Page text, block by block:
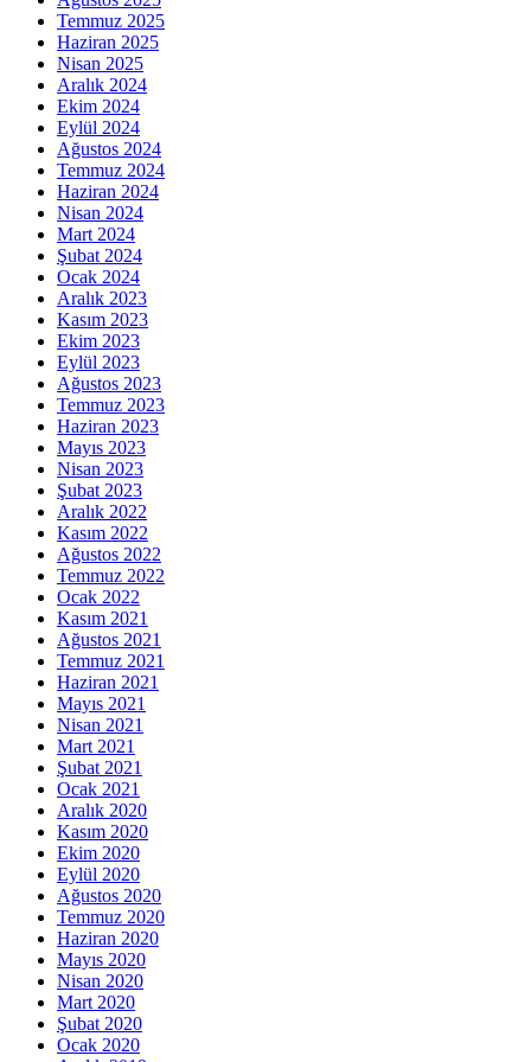
Temmuz 2025
Haziran 2025
Nisan 2025
Aralık 2024
Ekim 2024
Eylül 2024
Ağustos 2024
Temmuz 2024
Haziran 2024
Nisan 2024
Mart 2024
Şubat 2024
Ocak 2024
Aralık 2023
Kasım 2023
Ekim 2023
Eylül 2023
Ağustos 2023
Temmuz 2023
Haziran 2023
Mayıs 2023
Nisan 2023
Şubat 2023
Aralık 2022
Kasım 2022
Ağustos 2022
Temmuz 2022
Ocak 2022
Kasım 2021
Ağustos 2021
Temmuz 2021
Haziran 2021
Mayıs 2021
Nisan 2021
Mart 2021
Şubat 2021
Ocak 2021
Aralık 2020
Kasım 2020
Ekim 2020
Eylül 2020
Ağustos 2020
Temmuz 2020
Haziran 2020
Mayıs 2020
Nisan 2020
Mart 2020
Şubat 2020
Ocak 2020